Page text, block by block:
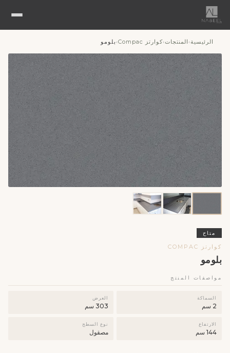
الرئيسية›المنتجات›كوارتز Compac ›بلومو
متاح
كوارتز COMPAC
بلومو
مواصفات المنتج
السماكة
2 سم
العرض
303 سم
الارتفاع
144 سم
نوع السطح
مصقول